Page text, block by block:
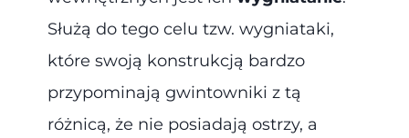
Służą do tego celu tzw. wygniataki,
które swoją konstrukcją bardzo
przypominają gwintowniki z tą
różnicą, że nie posiadają ostrzy, a